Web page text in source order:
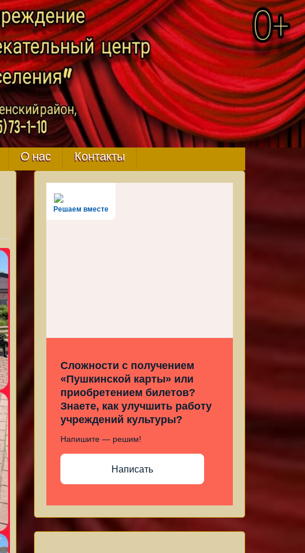
О нас Контакты
Решаем вместе
Сложности с получением
«Пушкинской карты» или
приобретением билетов?
Знаете, как улучшить работу
учреждений культуры?
Напишите — решим!
Написать